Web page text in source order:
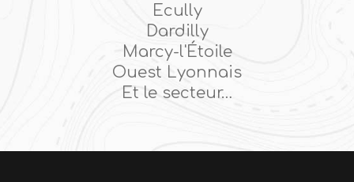
Ecully
Dardilly
Marcy-l'Étoile
Ouest Lyonnais
Et le secteur…